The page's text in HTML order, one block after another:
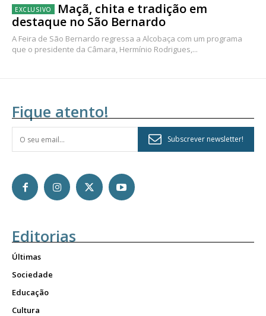
Maçã, chita e tradição em
destaque no São Bernardo
A Feira de São Bernardo regressa a Alcobaça com um programa
que o presidente da Câmara, Hermínio Rodrigues,...
Fique atento!
Subscrever newsletter!
Editorias
Últimas
Sociedade
Educação
Cultura